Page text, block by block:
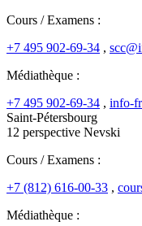
Cours / Examens :
+7 495 902-69-34 ,
Médiathèque :
+7 495 902-69-34 , info-
Saint-Pétersbourg
12 perspective Nevski
Cours / Examens :
+7 (812) 616-00-33 ,
Médiathèque :